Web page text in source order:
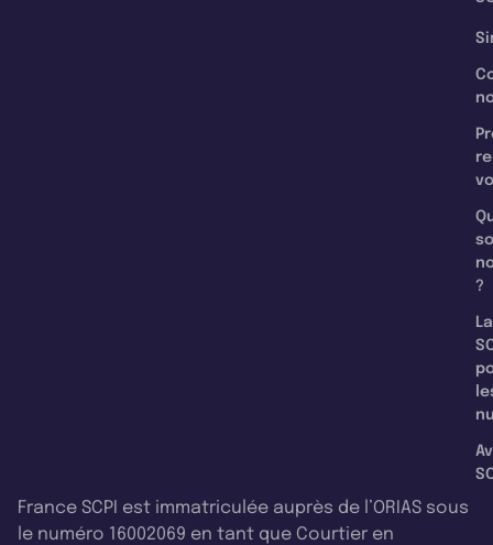
?
La
France SCPI est immatriculée auprès de l’ORIAS sous
le numéro 16002069 en tant que Courtier en